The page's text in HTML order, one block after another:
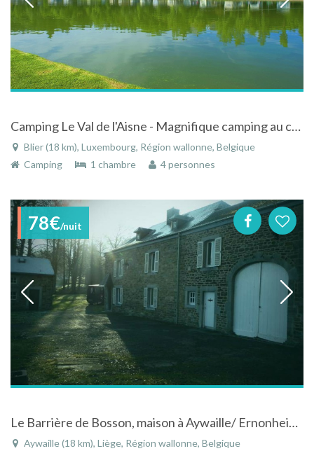
Camping Le Val de l'Aisne - Magnifique camping au coeur de l'Ardenne belge
Blier (18 km), Luxembourg, Région wallonne, Belgique
Camping
1 chambre 4 personnes
78€/nuit
Le Barrière de Bosson, maison à Aywaille/ Ernonheid/Werbomont
Aywaille (18 km), Liège, Région wallonne, Belgique